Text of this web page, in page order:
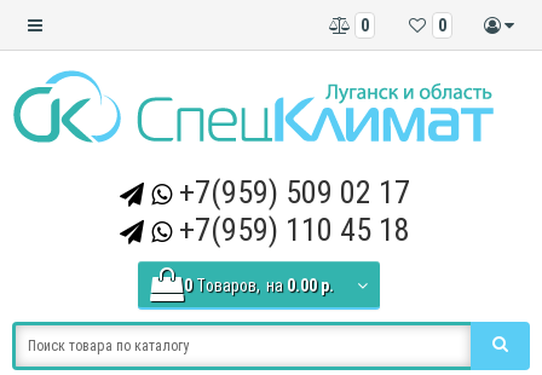
0
0
+7(959) 509 02 17
+7(959) 110 45 18
0 Tоваров, на 0.00 р.